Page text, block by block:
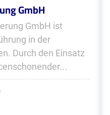
GmbH
GmbH ist
in der
Durch den Einsatz